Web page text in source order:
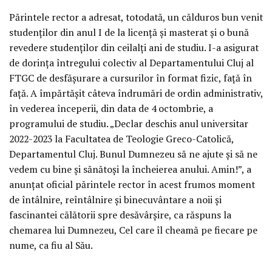
Părintele rector a adresat, totodată, un călduros bun venit
studenților din anul I de la licență și masterat și o bună
revedere studenților din ceilalți ani de studiu. I-a asigurat
de dorința întregului colectiv al Departamentului Cluj al
FTGC de desfășurare a cursurilor în format fizic, față în
față. A împărtășit câteva îndrumări de ordin administrativ,
în vederea începerii, din data de 4 octombrie, a
programului de studiu. „Declar deschis anul universitar
2022-2023 la Facultatea de Teologie Greco-Catolică,
Departamentul Cluj. Bunul Dumnezeu să ne ajute și să ne
vedem cu bine și sănătoși la încheierea anului. Amin!”, a
anunțat oficial părintele rector în acest frumos moment
de întâlnire, reîntâlnire și binecuvântare a noii și
fascinantei călătorii spre desăvârșire, ca răspuns la
chemarea lui Dumnezeu, Cel care îl cheamă pe fiecare pe
nume, ca fiu al Său.